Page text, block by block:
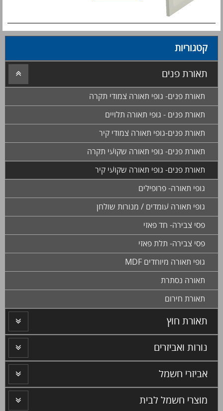
קטגוריות
תאורת פנים
תאורת פנים- גופי תאורה צמודי תקרה
תאורת פנים - גופי תאורה תלויים
תאורת פנים-גופי תאורה צמודי קיר
תאורת פנים- גופי תאורה שקועי תקרה
תאורת פנים- גופי תאורה שקועי קיר
גופי תאורה- פרופילים
גופי תאורה עומדים / מנורות שולחן
פסי צבירה- חד פאזי
פסי צבירה- תלת פאזי
גופי תאורה מיוחדים MDF
תאורה נסתרת
תאורת חירום
תאורת חוץ
נורות ואביזרים
אביזרי חשמל
מוצרי חשמל לבית